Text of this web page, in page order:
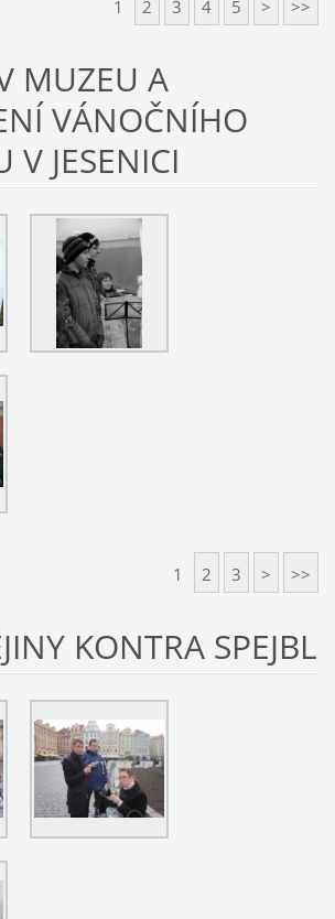
1 2 3 4 5 > >>
MUZEU A
VÁNOČNÍHO
V JESENICI
1 2 3 > >>
KONTRA SPEJBL